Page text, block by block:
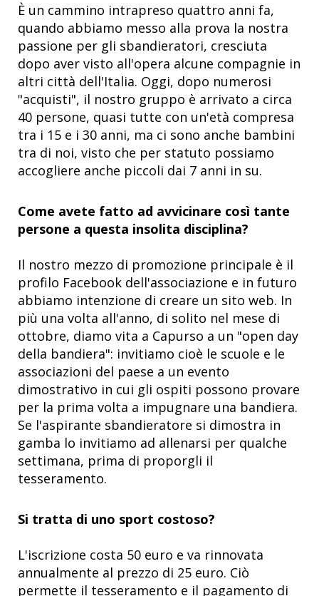
È un cammino intrapreso quattro anni fa,
quando abbiamo messo alla prova la nostra
passione per gli sbandieratori, cresciuta
dopo aver visto all'opera alcune compagnie in
altri città dell'Italia. Oggi, dopo numerosi
"acquisti", il nostro gruppo è arrivato a circa
40 persone, quasi tutte con un'età compresa
tra i 15 e i 30 anni, ma ci sono anche bambini
tra di noi, visto che per statuto possiamo
accogliere anche piccoli dai 7 anni in su.
Come avete fatto ad avvicinare così tante
persone a questa insolita disciplina?
Il nostro mezzo di promozione principale è il
profilo Facebook dell'associazione e in futuro
abbiamo intenzione di creare un sito web. In
più una volta all'anno, di solito nel mese di
ottobre, diamo vita a Capurso a un "open day
della bandiera": invitiamo cioè le scuole e le
associazioni del paese a un evento
dimostrativo in cui gli ospiti possono provare
per la prima volta a impugnare una bandiera.
Se l'aspirante sbandieratore si dimostra in
gamba lo invitiamo ad allenarsi per qualche
settimana, prima di proporgli il
tesseramento.
Si tratta di uno sport costoso?
L'iscrizione costa 50 euro e va rinnovata
annualmente al prezzo di 25 euro. Ciò
permette il tesseramento e il pagamento di